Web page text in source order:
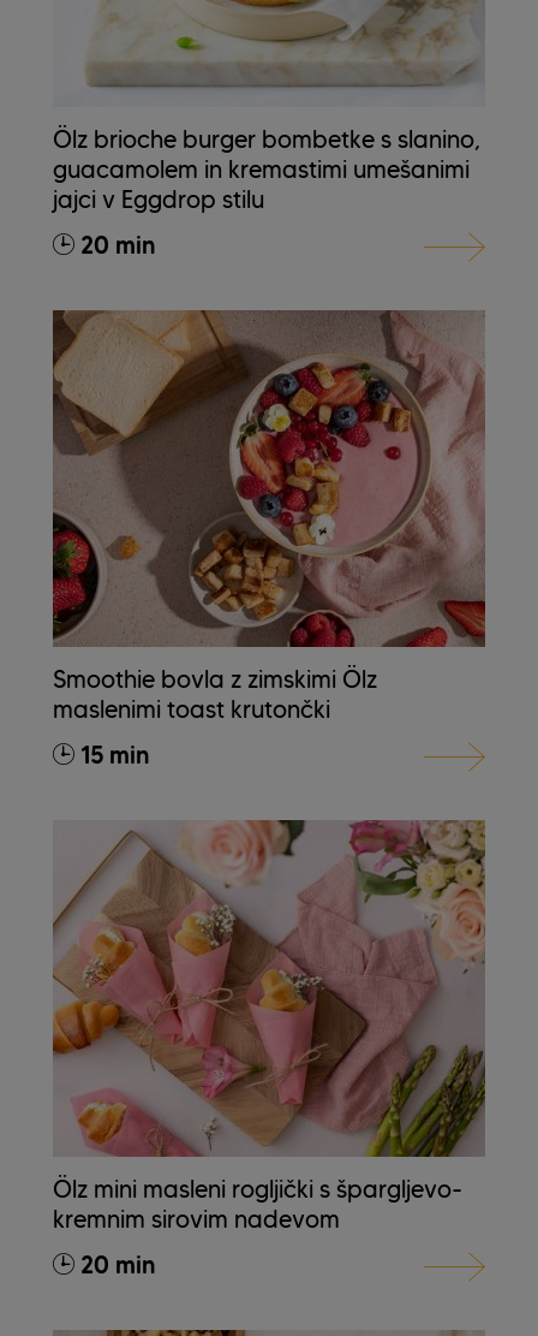
Ölz brioche burger bombetke s slanino,
guacamolem in kremastimi umešanimi
jajci v Eggdrop stilu
20 min
Smoothie bovla z zimskimi Ölz
maslenimi toast krutončki
15 min
Ölz mini masleni rogljički s špargljevo-
kremnim sirovim nadevom
20 min